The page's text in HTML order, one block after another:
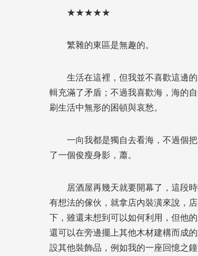
★★★★★
繁雜的東區是無趣的。
生活在這裡，但我並不喜歡這邊的
輯充滿了矛盾；不過我喜歡海，海的
刷生活中無形的困頓與哀愁。
一向我都是獨自去看海，不過個把
了一個俊瘦身影，蕭。
居酒屋再幾天就要開幕了，這段時
有想法的傢伙，就拿店內裝潢來說，
下，雖還未想到可以如何利用，但他
還可以在旁邊擺上其他木材建構而成
設其他裝飾品，例如我的一座回憶之鐘